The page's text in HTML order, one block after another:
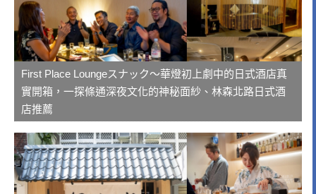
First Place Loungeスナック～華燈初上劇中的日式酒店真
實開箱，一探條通深夜文化的神秘面紗、林森北路日式酒
店推薦